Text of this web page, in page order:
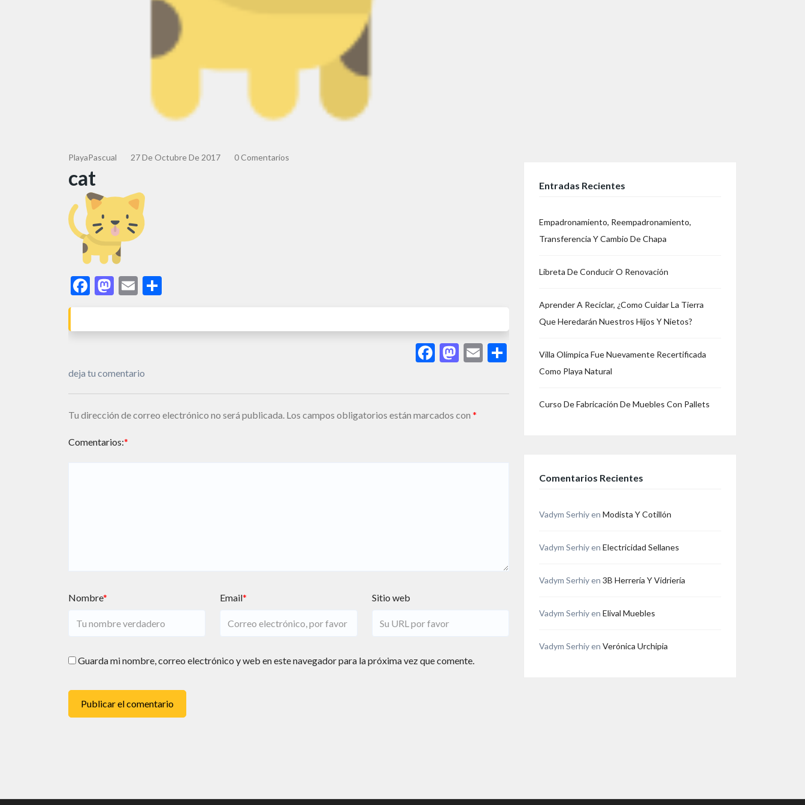
PlayaPascual 27 De Octubre De 2017 0 Comentarios
cat
Facebook
Mastodon
Email
Facebook
Mastodon
EmailShare
deja tu comentario
Tu dirección de correo electrónico no será publicada. Los campos obligatorios están marcados con *
Comentarios:*
Nombre* Email* Sitio web
Guarda mi nombre, correo electrónico y web en este navegador para la próxima vez que comente.
Entradas Recientes
Empadronamiento, Reempadronamiento,
Transferencia Y Cambio De Chapa
Libreta De Conducir O Renovación
Aprender A Reciclar, ¿Como Cuidar La Tierra
Que Heredarán Nuestros Hijos Y Nietos?
Villa Olímpica Fue Nuevamente Recertificada
Como Playa Natural
Curso De Fabricación De Muebles Con Pallets
Comentarios Recientes
Vadym Serhiyen Modista Y Cotillón
Vadym Serhiyen Electricidad Sellanes
Vadym Serhiyen 3B Herrería Y Vidriería
Vadym Serhiyen Elival Muebles
Vadym Serhiyen Verónica Urchipia